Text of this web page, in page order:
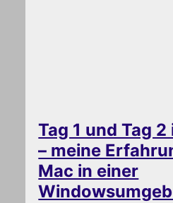
Tag 1 und Tag
– meine
Mac in einer